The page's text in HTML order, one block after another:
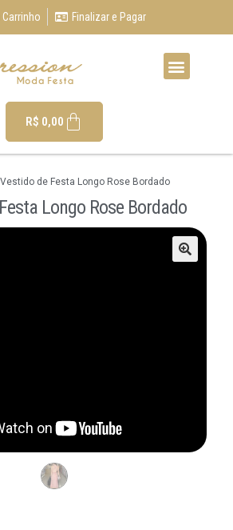
Carrinho Finalizar e Pagar
R$ 0,00
Vestido de Festa Longo Rose Bordado
Longo Rose Bordado